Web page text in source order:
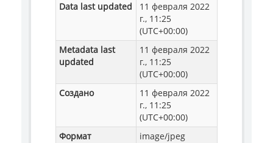
Data last updated
11 февраля 2022
г., 11:25
(UTC+00:00)
Metadata last
updated
11 февраля 2022
г., 11:25
(UTC+00:00)
Создано
11 февраля 2022
г., 11:25
(UTC+00:00)
Формат
image/jpeg